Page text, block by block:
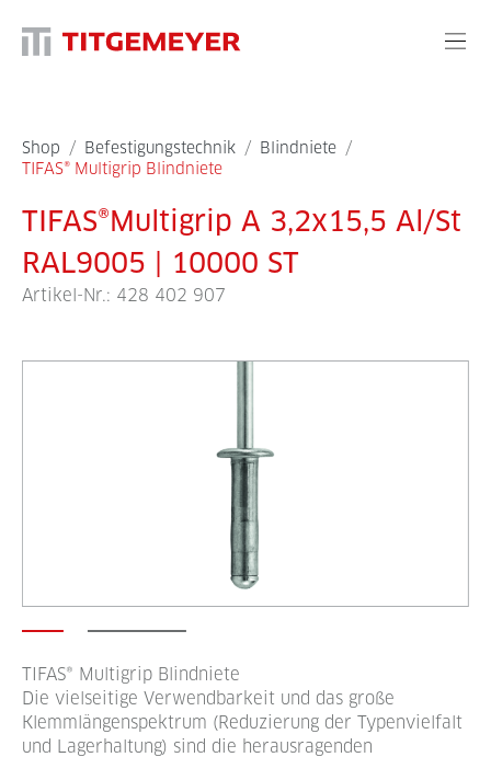
Shop / Befestigungstechnik / Blindniete /
TIFAS® Multigrip Blindniete
TIFAS®Multigrip A 3,2x15,5 Al/St
RAL9005 | 10000 ST
Artikel-Nr.: 428 402 907
TIFAS® Multigrip Blindniete
Die vielseitige Verwendbarkeit und das große
Klemmlängenspektrum (Reduzierung der Typenvielfalt
und Lagerhaltung) sind die herausragenden